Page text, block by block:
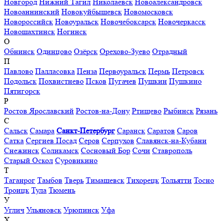
Новоаннинский Новокуйбышевск Новомосковск
Новороссийск Новоуральск Новочебоксарск Новочеркасск
Новошахтинск Ногинск
О
Обнинск Одинцово Озёрск Орехово-Зуево Отрадный
П
Павлово Палласовка Пенза Первоуральск Пермь Петровск
Подольск Похвистнево Псков Пугачев Пушкин Пушкино
Пятигорск
Р
Ростов Ярославский Ростов-на-Дону Ртищево Рыбинск Рязань
С
Сальск Самара Санкт-Петербург Саранск Саратов Саров
Сатка Сергиев Посад Серов Серпухов Славянск-на-Кубани
Снежинск Соликамск Сосновый Бор Сочи Ставрополь
Старый Оскол Суровикино
Т
Таганрог Тамбов Тверь Тимашевск Тихорецк Тольятти Тосно
Троицк Тула Тюмень
У
Углич Ульяновск Урюпинск Уфа